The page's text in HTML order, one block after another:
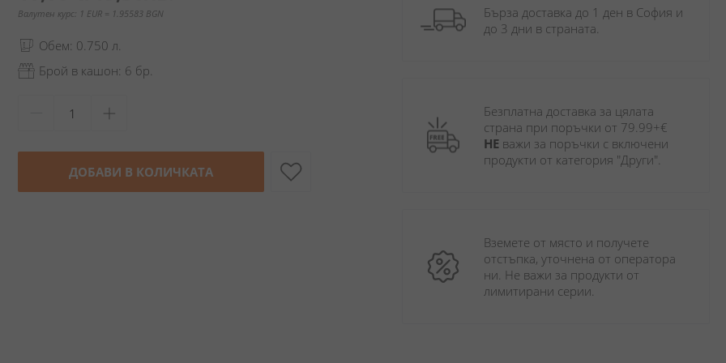
Валутен курс: 1 EUR = 1.95583 BGN
Обем: 0.750 л.
Брой в кашон: 6 бр.
ДОБАВИ В КОЛИЧКАТА
Бърза доставка до 1 ден в София и
до 3 дни в страната.
Безплатна доставка за цялата
НЕ важи за поръчки с включени
продукти от категория "Други".
Вземете от място и получете
отстъпка, уточнена от оператора
ни. Не важи за продукти от
лимитирани серии.